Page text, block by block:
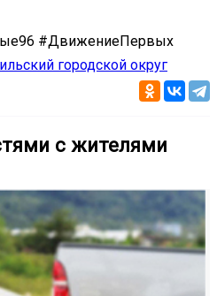
#ДвижениеПервых
городской округ
с жителями